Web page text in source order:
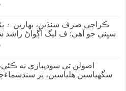
ڪراچي صرف سنڌين، بهارين ۽
سڀني جو آهي: ف ليگ اڳواڻ راشد
سگهياسين هلياسين، پر